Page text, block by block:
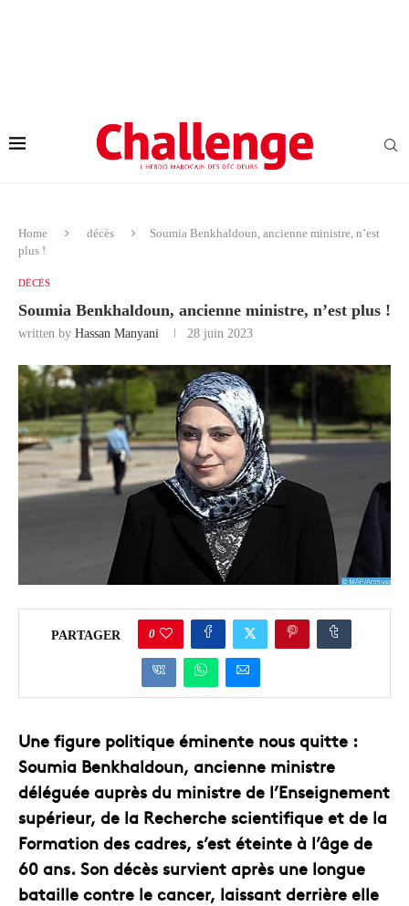
Home décès
Soumia Benkhaldoun, ancienne ministre, n’est
plus !
DÉCÈS
Soumia Benkhaldoun, ancienne ministre, n’est plus !
written by Hassan Manyani 28 juin 2023
PARTAGER 0
Une figure politique éminente nous quitte :
Soumia Benkhaldoun, ancienne ministre
déléguée auprès du ministre de l’Enseignement
supérieur, de la Recherche scientifique et de la
Formation des cadres, s’est éteinte à l’âge de
60 ans. Son décès survient après une longue
bataille contre le cancer, laissant derrière elle